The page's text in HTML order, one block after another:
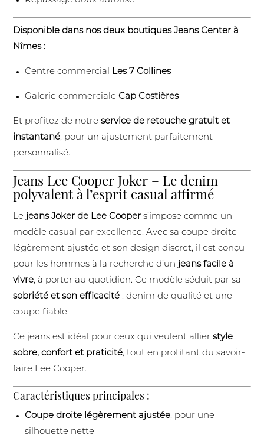
Disponible dans nos deux boutiques Jeans Center à
Nîmes:
Centre commercial Les 7 Collines
Galerie commercialeCap Costières
Et profitez de notreservice de retouche gratuit et
instantané, pour un ajustement parfaitement
personnalisé.
Jeans Lee Cooper Joker – Le denim
polyvalent à l’esprit casual affirmé
Le jeans Joker de Lee Cooper s’impose comme un
modèle casual par excellence. Avec sa coupe droite
légèrement ajustée et son design discret, il est conçu
pour les hommes à la recherche d’un jeans facile à
vivre, à porter au quotidien. Ce modèle séduit par sa
sobriété et son efficacité : denim de qualité et une
coupe fiable.
Ce jeans est idéal pour ceux qui veulent allierstyle
sobre, confort et praticité, tout en profitant du savoir-
faire Lee Cooper.
Caractéristiques principales :
Coupe droite légèrement ajustée, pour une
silhouette nette